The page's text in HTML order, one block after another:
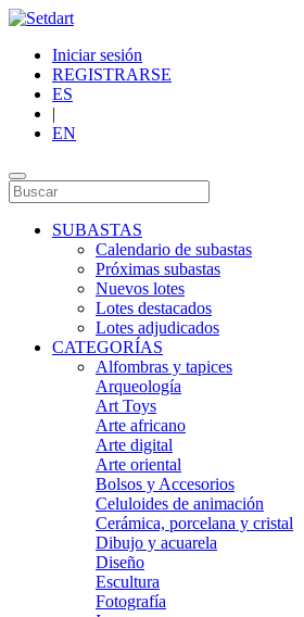
Iniciar sesión
REGISTRARSE
ES
|
EN
SUBASTAS
Calendario de subastas
Próximas subastas
Nuevos lotes
Lotes destacados
Lotes adjudicados
CATEGORÍAS
Alfombras y tapices
Arqueología
Art Toys
Arte africano
Arte digital
Arte oriental
Bolsos y Accesorios
Celuloides de animación
Cerámica, porcelana y cristal
Dibujo y acuarela
Diseño
Escultura
Fotografía